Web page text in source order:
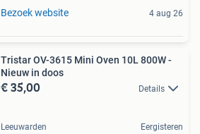
Bezoek website 4 aug 26
Tristar OV-3615 Mini Oven 10L 800W -
Nieuw in doos
€ 35,00 Details
Leeuwarden Eergisteren